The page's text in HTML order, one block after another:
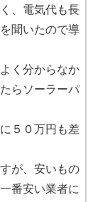
、電気代も長
聞いたので導
く分からなか
らソーラーパ
５０万円も差
が、安いもの
番安い業者に